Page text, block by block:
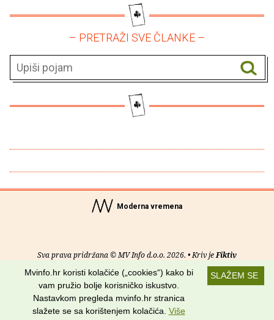
– PRETRAŽI SVE ČLANKE –
Moderna vremena
Sva prava pridržana © MV Info d.o.o. 2026. • Kriv jeFiktiv
Uvjeti korištenja RSS kanali
Potraži nas na:
SLAŽEM SE
Mvinfo.hr koristi kolačiće („cookies“) kako bi
vam pružio bolje korisničko iskustvo.
Nastavkom pregleda mvinfo.hr stranica
slažete se sa korištenjem kolačića. Više